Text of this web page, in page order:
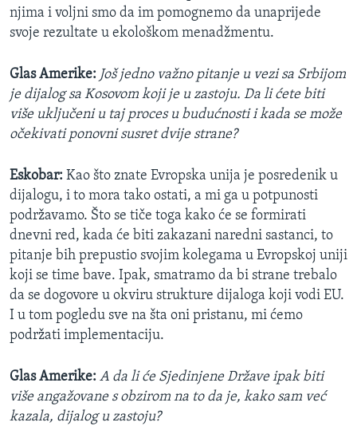
njima i voljni smo da im pomognemo da unaprijede
svoje rezultate u ekološkom menadžmentu.
Glas Amerike: Još jedno važno pitanje u vezi sa Srbijom
je dijalog sa Kosovom koji je u zastoju. Da li ćete biti
više uključeni u taj proces u budućnosti i kada se može
očekivati ponovni susret dvije strane?
Eskobar: Kao što znate Evropska unija je posredenik u
dijalogu, i to mora tako ostati, a mi ga u potpunosti
podržavamo. Što se tiče toga kako će se formirati
dnevni red, kada će biti zakazani naredni sastanci, to
pitanje bih prepustio svojim kolegama u Evropskoj uniji
koji se time bave. Ipak, smatramo da bi strane trebalo
da se dogovore u okviru strukture dijaloga koji vodi EU.
I u tom pogledu sve na šta oni pristanu, mi ćemo
podržati implementaciju.
Glas Amerike: A da li će Sjedinjene Države ipak biti
više angažovane s obzirom na to da je, kako sam već
kazala, dijalog u zastoju?